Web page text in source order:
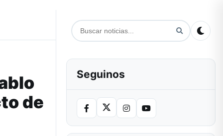
de
Seguinos